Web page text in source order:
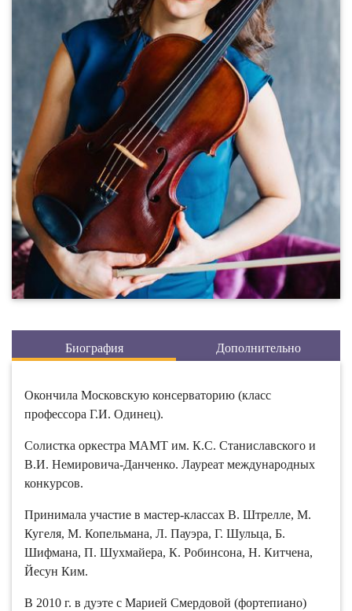
Биография Дополнительно
Окончила Московскую консерваторию (класс
профессора Г.И. Одинец).
Солистка оркестра МАМТ им. К.С. Станиславского и
В.И. Немировича-Данченко. Лауреат международных
конкурсов.
Принимала участие в мастер-классах В. Штрелле, М.
Кугеля, М. Копельмана, Л. Пауэра, Г. Шульца, Б.
Шифмана, П. Шухмайера, К. Робинсона, Н. Китчена,
Йесун Ким.
В 2010 г. в дуэте с Марией Смердовой (фортепиано)